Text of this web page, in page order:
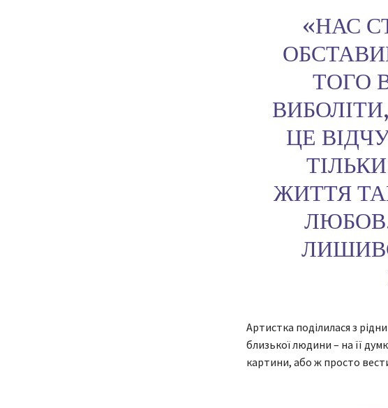
«НАС
ТОГО
ЦЕ
ЖИТТЯ
Артистка поділилася з
близької людини – на її
картини, або ж просто